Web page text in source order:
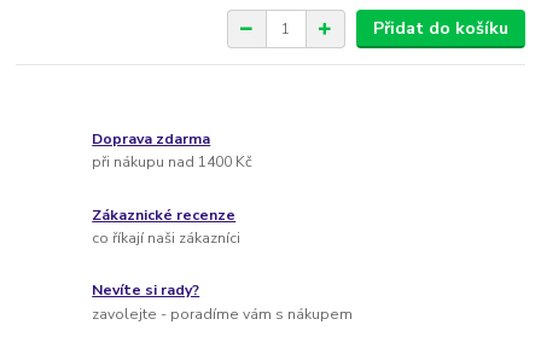
Přidat do košíku
Doprava zdarma
při nákupu nad 1400 Kč
Zákaznické recenze
co říkají naši zákazníci
Nevíte si rady?
zavolejte - poradíme vám s nákupem